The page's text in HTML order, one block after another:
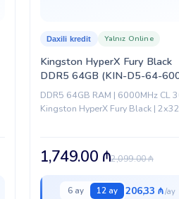
Kingston HyperX Fury Black
DDR5 64GB (KIN-D5-64-
KT-HX-BK)
Daxili kredit Yalnız Online
DDR5 64GB RAM | 6000MHz CL
Kingston HyperX Fury Black |
2,099.00₼
1,749.00 ₼
6 ay 12 ay 206,33 ₼